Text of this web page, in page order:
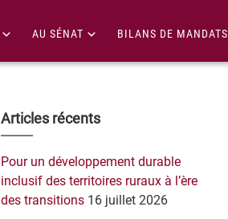
AU SÉNAT BILANS DE MANDATS
Barre
latérale
principale
Articles récents
Pour un développement durable
inclusif des territoires ruraux à l’ère
des transitions 16 juillet 2026